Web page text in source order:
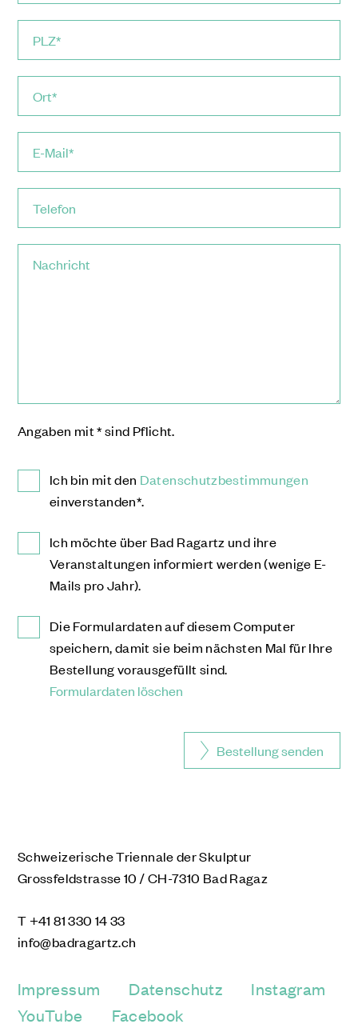
Angaben mit * sind Pflicht.
Ich bin mit den Datenschutzbestimmungen
einverstanden*.
Ich möchte über Bad Ragartz und ihre
Veranstaltungen informiert werden (wenige E-
Mails pro Jahr).
Die Formulardaten auf diesem Computer
speichern, damit sie beim nächsten Mal für Ihre
Bestellung vorausgefüllt sind.
Formulardaten löschen
Bestellung senden
Schweizerische Triennale der Skulptur
Grossfeldstrasse 10 / CH-7310 Bad Ragaz
T +41 81 330 14 33
info@badragartz.ch
Impressum Datenschutz
Instagram
YouTube
Facebook